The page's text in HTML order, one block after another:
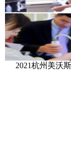
2021杭州美沃